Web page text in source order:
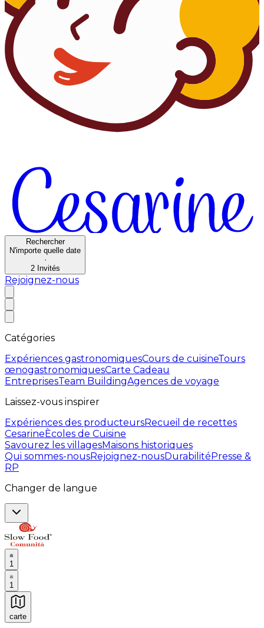
Rechercher
N'importe quelle date
·
2 Invités
Rejoignez-nous
Catégories
Expériences gastronomiquesCours de cuisineTours
œnogastronomiquesCarte Cadeau
EntreprisesTeam BuildingAgences de voyage
Laissez-vous inspirer
Expériences des producteursRecueil de recettes
CesarineÈcoles de Cuisine
Savourez les villagesMaisons historiques
Qui sommes-nousRejoignez-nousDurabilitéPresse &
RP
Changer de langue
1
1
carte